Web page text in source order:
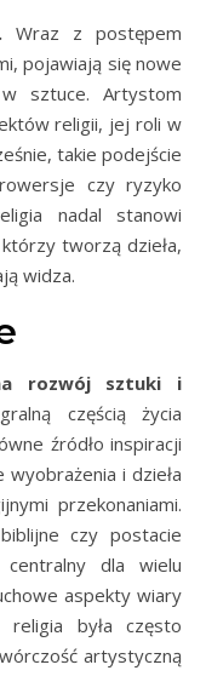
Wraz z postępem
pojawiają się nowe
sztuce. Artystom
religii, jej roli w
takie podejście
czy ryzyko
nadal stanowi
tworzą dzieła,
widza.
rozwój sztuki i
częścią życia
źródło inspiracji
i dzieła
przekonaniami.
czy postacie
dla wielu
aspekty wiary
była często
artystyczną